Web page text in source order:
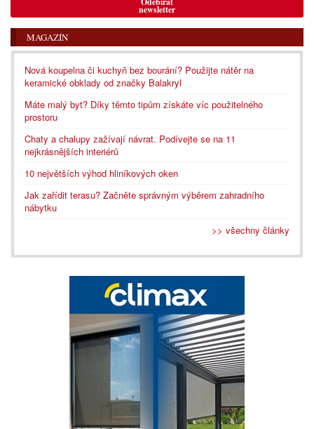
newsletter
MAGAZÍN
Nová koupelna či kuchyň bez bourání? Použijte nátěr na
keramické obklady od značky Balakryl
Máte malý byt? Díky těmto tipům získáte víc použitelného
prostoru
Chaty a chalupy zažívají návrat. Podívejte se na 11
nejkrásnějších interiérů
10 největších výhod hliníkových oken
Jak zařídit terasu? Začněte správným výběrem zahradního
nábytku
>> všechny články